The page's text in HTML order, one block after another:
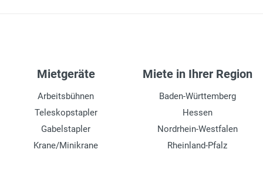
Mietgeräte
Arbeitsbühnen
Teleskopstapler
Gabelstapler
Krane/Minikrane
Miete in Ihrer Region
Baden-Württemberg
Hessen
Nordrhein-Westfalen
Rheinland-Pfalz